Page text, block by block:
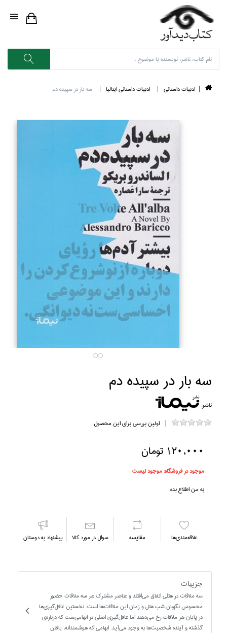
ادبيات داستاني ادبيات داستاني ايتاليا سه بار در سپيده دم
سه بار در سپيده دم
ناشر:
اولین بررسی برای این محصول
120,000 تومان
موجود در فروشگاه:موجود نیست
به من اطلاع بده
علاقه‌مندي‌ها مقايسه سوال در مورد كالا پیشنهاد به دوستان
جزییات
سه ملاقات در هتلي اتفاق مي‌افتند و عناصر مشترک هر سه ملاقات حضور
محسوس نگهبان شب هتل و زمان اين ملاقات‌ها است. نخستين غافل‌گيري‌ها
در پايان هر ملاقات رخ مي‌دهند اما غافل‌گيري اصلي در ابهامي‌ست که درباره‌ي
گذشته و آينده شخصيت‌ها به وجود مي‌آيد. ابهامي که هوشمندانه، يافتن